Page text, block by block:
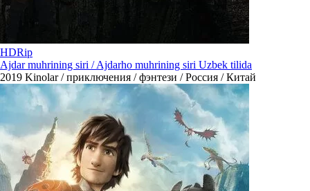
HDRip
Ajdar muhrining siri / Ajdarho muhrining siri Uzbek tilida
2019 Kinolar / приключения / фэнтези / Россия / Китай